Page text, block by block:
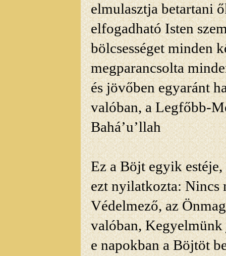
elmulasztja betartani
elfogadható Isten
bölcsességet minden
megparancsolta
és jövőben egyaránt
valóban, a Legfőbb-
Bahá’u’llah
Ez a Böjt egyik
ezt nyilatkozta: Nincs
Védelmező, az
valóban,
e napokban a Böjtöt